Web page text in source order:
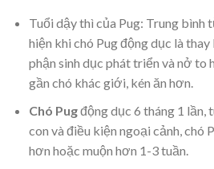
Tuổi dậy thì của Pug: Trung bình
hiện khi chó Pug động dục là
phận sinh dục phát triển và nở to
gần chó khác giới, kén ăn hơn.
Chó Pugđộng dục 6 tháng 1 lần,
con và điều kiện ngoại cảnh, chó
hơn hoặc muộn hơn 1-3 tuần.